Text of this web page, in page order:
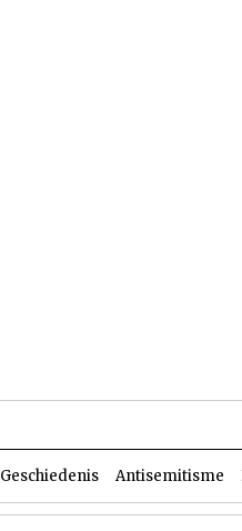
Geschiedenis Antisemitisme